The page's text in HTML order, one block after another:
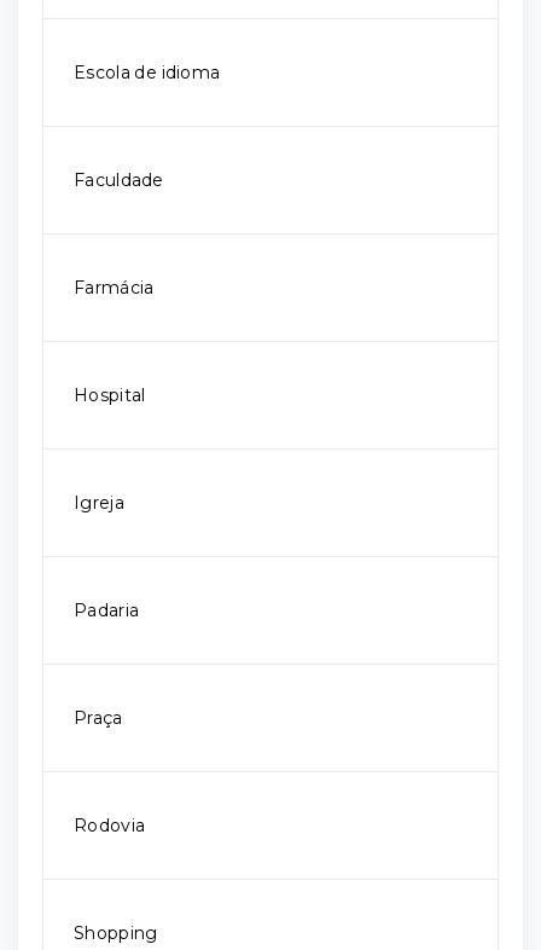
Escola de idioma
Faculdade
Farmácia
Hospital
Igreja
Padaria
Praça
Rodovia
Shopping